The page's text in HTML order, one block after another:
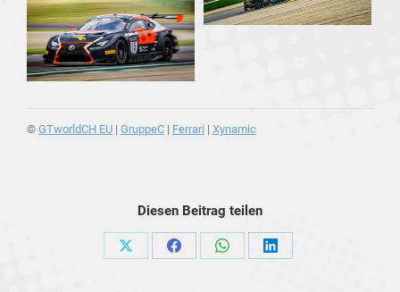
© GTworldCH EU | GruppeC | Ferrari | Xynamic
Diesen Beitrag teilen
Share
Share
Share
Share